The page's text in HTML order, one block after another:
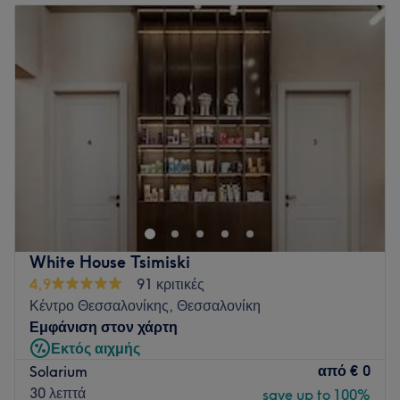
Τι μας αρέσει στο μέρος
Περιβάλλον: Καθαρό, άνετο, φιλικό
Ειδικεύονται σε: PMU & Extensions Βλεφαρίδων
Go to venue
Τρίτη
10:00–21:00
10:00
Σάββατο
10:00–20:00
Το On The Grind βρίσκεται στο κέντρο της Θεσσαλονίκης
και προσφέρει μια μεγάλη γκάμα υπηρεσιών ομορφιάς.
White House Tsimiski
4,9
91 κριτικές
Κέντρο Θεσσαλονίκης, Θεσσαλονίκη
Εμφάνιση στον χάρτη
Εκτός αιχμής
Solarium
30 λεπτά
από € 0
save up to 100%